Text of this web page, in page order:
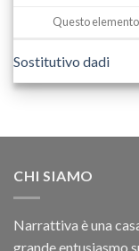
Questo
Sostitutivo dadi
CHI SIAMO
Narrattiva è una
grande entusiasmo